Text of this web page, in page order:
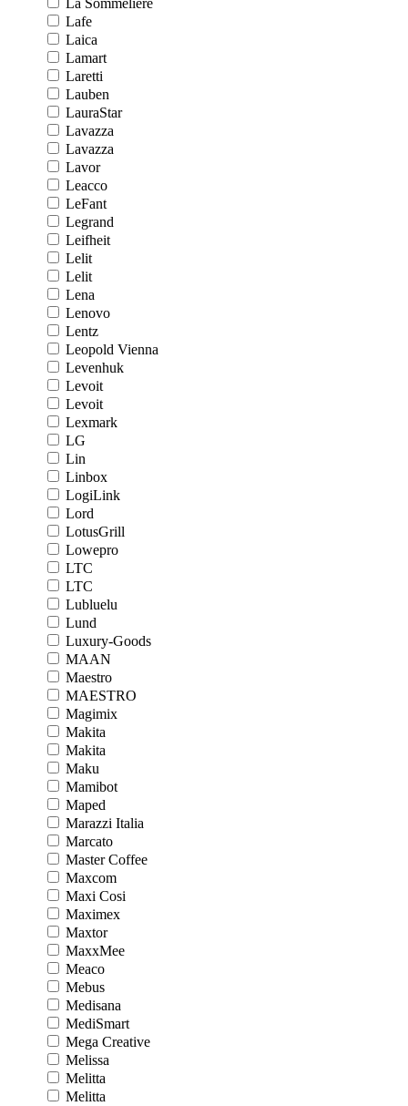
La Sommeliere
Lafe
Laica
Lamart
Laretti
Lauben
LauraStar
Lavazza
Lavazza
Lavor
Leacco
LeFant
Legrand
Leifheit
Lelit
Lelit
Lena
Lenovo
Lentz
Leopold Vienna
Levenhuk
Levoit
Levoit
Lexmark
LG
Lin
Linbox
LogiLink
Lord
LotusGrill
Lowepro
LTC
LTC
Lubluelu
Lund
Luxury-Goods
MAAN
Maestro
MAESTRO
Magimix
Makita
Makita
Maku
Mamibot
Maped
Marazzi Italia
Marcato
Master Coffee
Maxcom
Maxi Cosi
Maximex
Maxtor
MaxxMee
Meaco
Mebus
Medisana
MediSmart
Mega Creative
Melissa
Melitta
Melitta